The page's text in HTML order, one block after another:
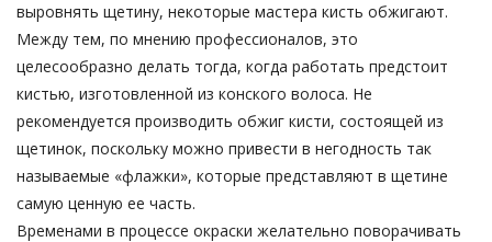
выровнять щетину, некоторые мастера кисть обжигают.
Между тем, по мнению профессионалов, это
целесообразно делать тогда, когда работать предстоит
кистью, изготовленной из конского волоса. Не
рекомендуется производить обжиг кисти, состоящей из
щетинок, поскольку можно привести в негодность так
называемые «флажки», которые представляют в щетине
самую ценную ее часть.
Временами в процессе окраски желательно поворачивать